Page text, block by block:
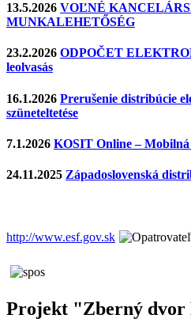
13.5.2026 VOĽNÉ
MUNKALEHETŐSÉG
23.2.2026 ODPOČET
leolvasás
16.1.2026 Prerušenie distribúcie
szüneteltetése
7.1.2026 KOSIT Online – Mobilná
24.11.2025 Západoslovenská
http://www.esf.gov.sk
Projekt "Zberný dvor